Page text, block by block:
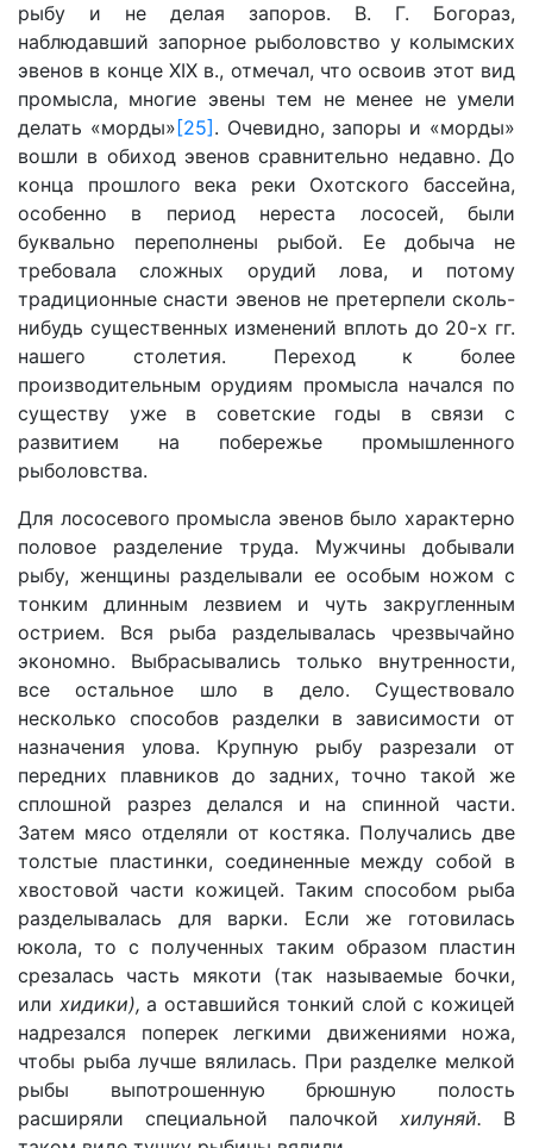
рыбу и не делая запоров. В. Г. Богораз,
наблюдавший запорное рыболовство у колымских
эвенов в конце XIX в., отмечал, что освоив этот вид
промысла, многие эвены тем не менее не умели
делать «морды» [25] . Очевидно, запоры и «морды»
вошли в обиход эвенов сравнительно недавно. До
конца прошлого века реки Охотского бассейна,
особенно в период нереста лососей, были
буквально переполнены рыбой. Ее добыча не
требовала сложных орудий лова, и потому
традиционные снасти эвенов не претерпели сколь-
нибудь существенных изменений вплоть до 20-х гг.
нашего столетия. Переход к более
производительным орудиям промысла начался по
существу уже в советские годы в связи с
развитием на побережье промышленного
рыболовства.
Для лососевого промысла эвенов было характерно
половое разделение труда. Мужчины добывали
рыбу, женщины разделывали ее особым ножом с
тонким длинным лезвием и чуть закругленным
острием. Вся рыба разделывалась чрезвычайно
экономно. Выбрасывались только внутренности,
все остальное шло в дело. Существовало
несколько способов разделки в зависимости от
назначения улова. Крупную рыбу разрезали от
передних плавников до задних, точно такой же
сплошной разрез делался и на спинной части.
Затем мясо отделяли от костяка. Получались две
толстые пластинки, соединенные между собой в
хвостовой части кожицей. Таким способом рыба
разделывалась для варки. Если же готовилась
юкола, то с полученных таким образом пластин
срезалась часть мякоти (так называемые бочки,
или хидики),а оставшийся тонкий слой с кожицей
надрезался поперек легкими движениями ножа,
чтобы рыба лучше вялилась. При разделке мелкой
рыбы выпотрошенную брюшную полость
расширяли специальной палочкой хилуняй. В